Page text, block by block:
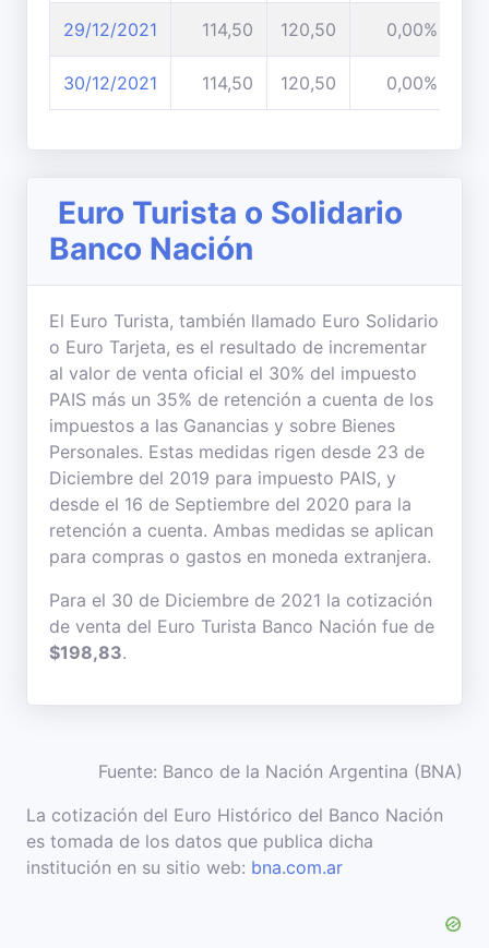
29/12/2021 114,50 120,50 0,00%
30/12/2021 114,50 120,50 0,00%
Euro Turista o Solidario
Banco Nación
El Euro Turista, también llamado Euro Solidario
o Euro Tarjeta, es el resultado de incrementar
al valor de venta oficial el 30% del impuesto
PAIS más un 35% de retención a cuenta de los
impuestos a las Ganancias y sobre Bienes
Personales. Estas medidas rigen desde 23 de
Diciembre del 2019 para impuesto PAIS, y
desde el 16 de Septiembre del 2020 para la
retención a cuenta. Ambas medidas se aplican
para compras o gastos en moneda extranjera.
Para el 30 de Diciembre de 2021 la cotización
de venta del Euro Turista Banco Nación fue de
$198,83.
Fuente: Banco de la Nación Argentina (BNA)
La cotización del Euro Histórico del Banco Nación
es tomada de los datos que publica dicha
institución en su sitio web: bna.com.ar